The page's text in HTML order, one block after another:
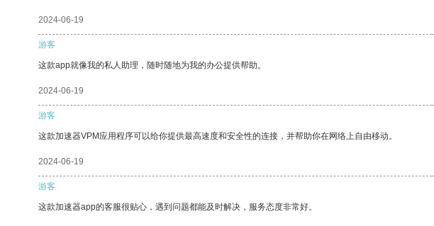
2024-06-19
游客
这款app就像我的私人助理，随时随地为我的办公提供帮助。
2024-06-19
游客
这款加速器VPM应用程序可以给你提供最高速度和安全性的连接，并帮助你在网络上自由移动。
2024-06-19
游客
这款加速器app的客服很贴心，遇到问题都能及时解决，服务态度非常好。